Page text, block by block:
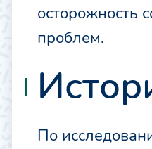
осторожность
проблем.
По